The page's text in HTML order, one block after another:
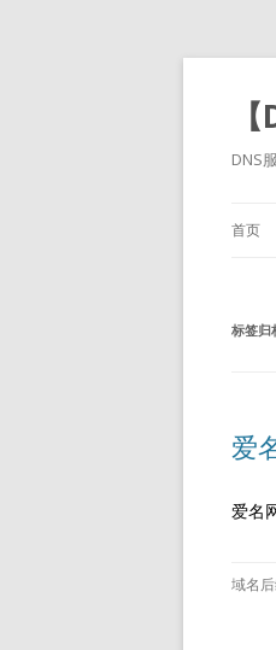
DNS
首页
标签归
爱
爱名
域名